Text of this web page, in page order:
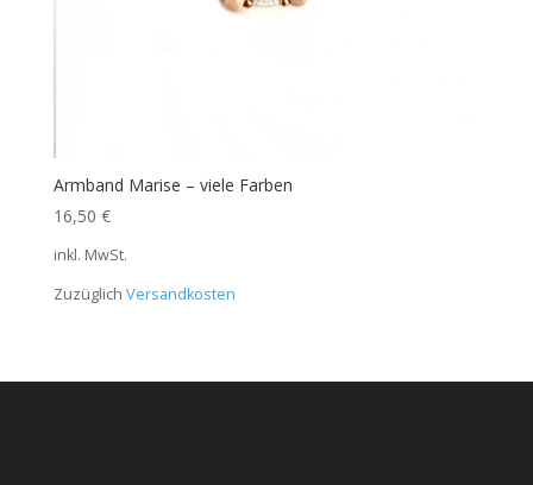
Armband Marise – viele Farben
16,50 €
inkl. MwSt.
Zuzüglich Versandkosten